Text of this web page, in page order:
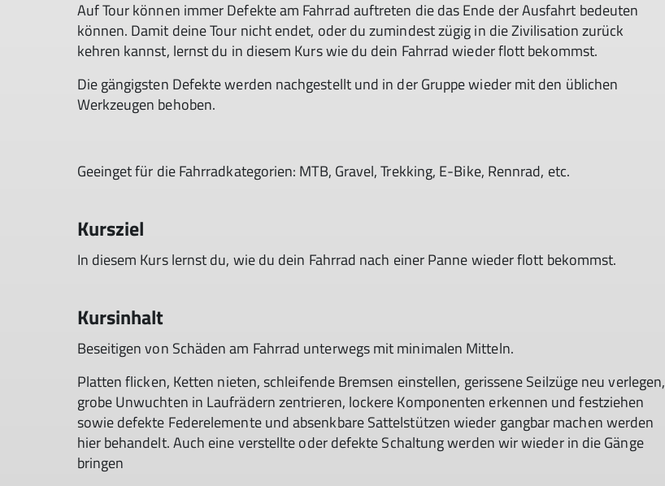
Auf Tour können immer Defekte am Fahrrad auftreten die das Ende der Ausfahrt bedeuten
können. Damit deine Tour nicht endet, oder du zumindest zügig in die Zivilisation zurück
kehren kannst, lernst du in diesem Kurs wie du dein Fahrrad wieder flott bekommst.
Die gängigsten Defekte werden nachgestellt und in der Gruppe wieder mit den üblichen
Werkzeugen behoben.
Geeinget für die Fahrradkategorien: MTB, Gravel, Trekking, E-Bike, Rennrad, etc.
Kursziel
In diesem Kurs lernst du, wie du dein Fahrrad nach einer Panne wieder flott bekommst.
Kursinhalt
Beseitigen von Schäden am Fahrrad unterwegs mit minimalen Mitteln.
Platten flicken, Ketten nieten, schleifende Bremsen einstellen, gerissene Seilzüge neu verlegen,
grobe Unwuchten in Laufrädern zentrieren, lockere Komponenten erkennen und festziehen
sowie defekte Federelemente und absenkbare Sattelstützen wieder gangbar machen werden
hier behandelt. Auch eine verstellte oder defekte Schaltung werden wir wieder in die Gänge
bringen